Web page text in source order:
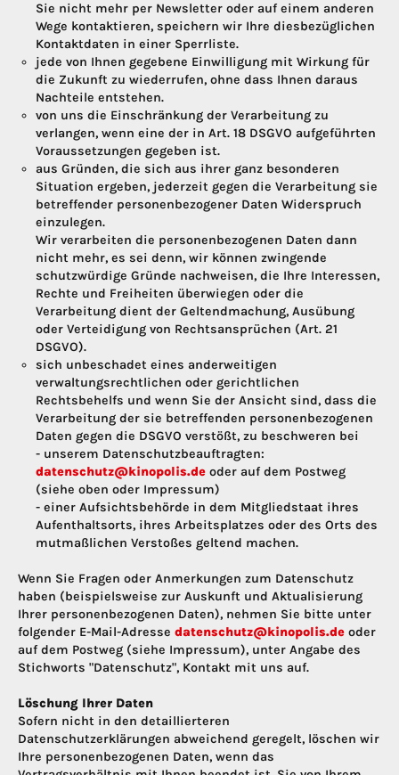
Sie nicht mehr per Newsletter oder auf einem anderen
Wege kontaktieren, speichern wir Ihre diesbezüglichen
Kontaktdaten in einer Sperrliste.
jede von Ihnen gegebene Einwilligung mit Wirkung für
die Zukunft zu wiederrufen, ohne dass Ihnen daraus
Nachteile entstehen.
von uns die Einschränkung der Verarbeitung zu
verlangen, wenn eine der in Art. 18 DSGVO aufgeführten
Voraussetzungen gegeben ist.
aus Gründen, die sich aus ihrer ganz besonderen
Situation ergeben, jederzeit gegen die Verarbeitung sie
betreffender personenbezogener Daten Widerspruch
einzulegen.
Wir verarbeiten die personenbezogenen Daten dann
nicht mehr, es sei denn, wir können zwingende
schutzwürdige Gründe nachweisen, die Ihre Interessen,
Rechte und Freiheiten überwiegen oder die
Verarbeitung dient der Geltendmachung, Ausübung
oder Verteidigung von Rechtsansprüchen (Art. 21
DSGVO).
sich unbeschadet eines anderweitigen
verwaltungsrechtlichen oder gerichtlichen
Rechtsbehelfs und wenn Sie der Ansicht sind, dass die
Verarbeitung der sie betreffenden personenbezogenen
Daten gegen die DSGVO verstößt, zu beschweren bei
- unserem Datenschutzbeauftragten:
datenschutz@kinopolis.de oder auf dem Postweg
(siehe oben oder Impressum)
- einer Aufsichtsbehörde in dem Mitgliedstaat ihres
Aufenthaltsorts, ihres Arbeitsplatzes oder des Orts des
mutmaßlichen Verstoßes geltend machen.
Wenn Sie Fragen oder Anmerkungen zum Datenschutz
haben (beispielsweise zur Auskunft und Aktualisierung
Ihrer personenbezogenen Daten), nehmen Sie bitte unter
folgender E-Mail-Adresse datenschutz@kinopolis.de oder
auf dem Postweg (siehe Impressum), unter Angabe des
Stichworts "Datenschutz", Kontakt mit uns auf.
Löschung Ihrer Daten
Sofern nicht in den detaillierteren
Datenschutzerklärungen abweichend geregelt, löschen wir
Ihre personenbezogenen Daten, wenn das